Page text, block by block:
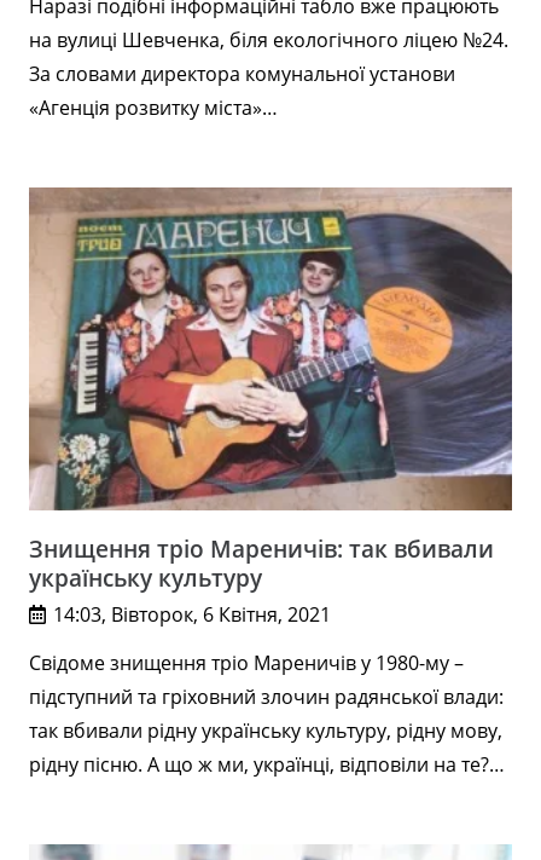
Наразі подібні інформаційні табло вже працюють
на вулиці Шевченка, біля екологічного ліцею №24.
За словами директора комунальної установи
«Агенція розвитку міста»…
Знищення тріо Мареничів: так вбивали
українську культуру
14:03, Вівторок, 6 Квітня, 2021
Свідоме знищення тріо Мареничів у 1980-му –
підступний та гріховний злочин радянської влади:
так вбивали рідну українську культуру, рідну мову,
рідну пісню. А що ж ми, українці, відповіли на те?…